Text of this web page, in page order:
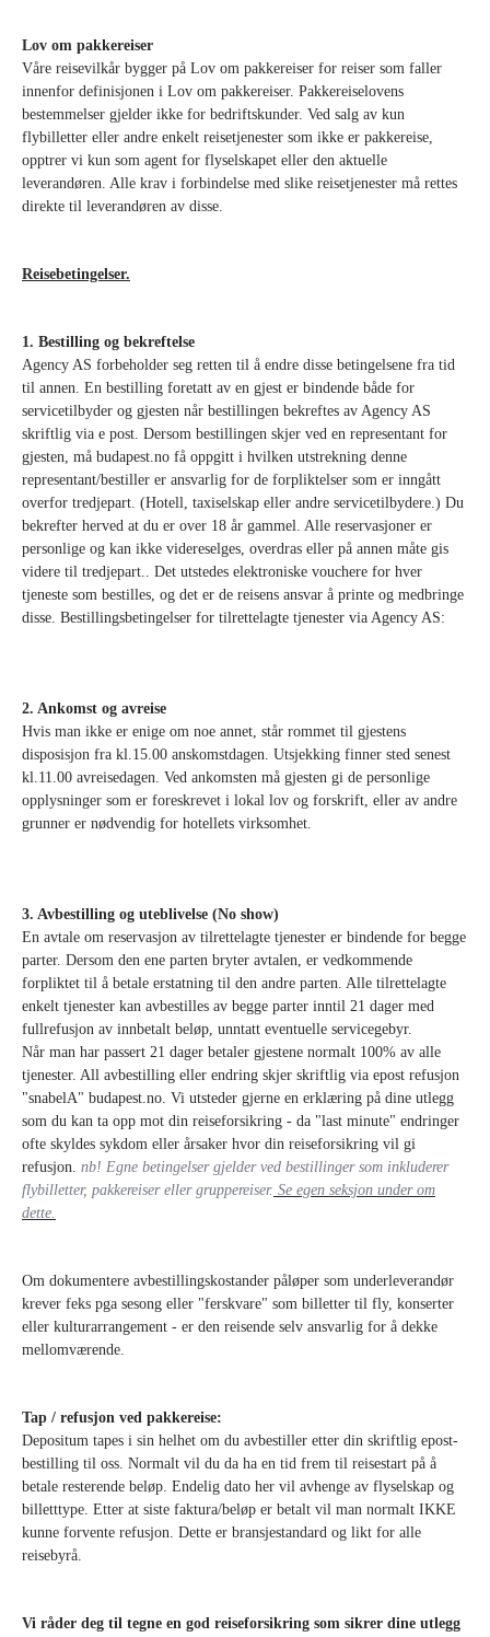
Lov om pakkereiser
Våre reisevilkår bygger på Lov om pakkereiser for reiser som faller
innenfor definisjonen i Lov om pakkereiser. Pakkereiselovens
bestemmelser gjelder ikke for bedriftskunder. Ved salg av kun
flybilletter eller andre enkelt reisetjenester som ikke er pakkereise,
opptrer vi kun som agent for flyselskapet eller den aktuelle
leverandøren. Alle krav i forbindelse med slike reisetjenester må rettes
direkte til leverandøren av disse.
Reisebetingelser.
1. Bestilling og bekreftelse
Agency AS forbeholder seg retten til å endre disse betingelsene fra tid
til annen. En bestilling foretatt av en gjest er bindende både for
servicetilbyder og gjesten når bestillingen bekreftes av Agency AS
skriftlig via e post. Dersom bestillingen skjer ved en representant for
gjesten, må budapest.no få oppgitt i hvilken utstrekning denne
representant/bestiller er ansvarlig for de forpliktelser som er inngått
overfor tredjepart. (Hotell, taxiselskap eller andre servicetilbydere.) Du
bekrefter herved at du er over 18 år gammel. Alle reservasjoner er
personlige og kan ikke videreselges, overdras eller på annen måte gis
videre til tredjepart.. Det utstedes elektroniske vouchere for hver
tjeneste som bestilles, og det er de reisens ansvar å printe og medbringe
disse. Bestillingsbetingelser for tilrettelagte tjenester via Agency AS:
2. Ankomst og avreise
Hvis man ikke er enige om noe annet, står rommet til gjestens
disposisjon fra kl.15.00 anskomstdagen. Utsjekking finner sted senest
kl.11.00 avreisedagen. Ved ankomsten må gjesten gi de personlige
opplysninger som er foreskrevet i lokal lov og forskrift, eller av andre
grunner er nødvendig for hotellets virksomhet.
3. Avbestilling og uteblivelse (No show)
En avtale om reservasjon av tilrettelagte tjenester er bindende for begge
parter. Dersom den ene parten bryter avtalen, er vedkommende
forpliktet til å betale erstatning til den andre parten. Alle tilrettelagte
enkelt tjenester kan avbestilles av begge parter inntil 21 dager med
fullrefusjon av innbetalt beløp, unntatt eventuelle servicegebyr.
Når man har passert 21 dager betaler gjestene normalt 100% av alle
tjenester. All avbestilling eller endring skjer skriftlig via epost refusjon
"snabelA" budapest.no. Vi utsteder gjerne en erklæring på dine utlegg
som du kan ta opp mot din reiseforsikring - da "last minute" endringer
ofte skyldes sykdom eller årsaker hvor din reiseforsikring vil gi
refusjon. nb! Egne betingelser gjelder ved bestillinger som inkluderer
flybilletter, pakkereiser eller gruppereiser. Se egen seksjon under om
dette.
Om dokumentere avbestillingskostander påløper som underleverandør
krever feks pga sesong eller "ferskvare" som billetter til fly, konserter
eller kulturarrangement - er den reisende selv ansvarlig for å dekke
mellomværende.
Tap / refusjon ved pakkereise:
Depositum tapes i sin helhet om du avbestiller etter din skriftlig epost-
bestilling til oss. Normalt vil du da ha en tid frem til reisestart på å
betale resterende beløp. Endelig dato her vil avhenge av flyselskap og
billetttype. Etter at siste faktura/beløp er betalt vil man normalt IKKE
kunne forvente refusjon. Dette er bransjestandard og likt for alle
reisebyrå.
Vi råder deg til tegne en god reiseforsikring som sikrer dine utlegg